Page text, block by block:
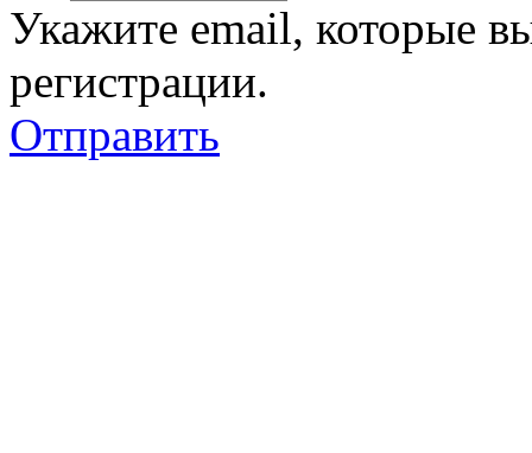
Укажите email, которые
регистрации.
Отправить